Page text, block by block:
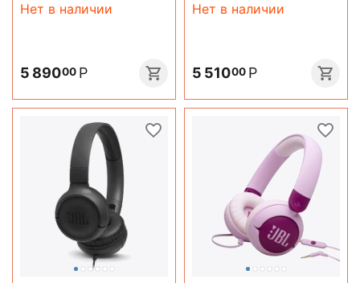
Нет в наличии
5 89000 Р
Нет в наличии
5 51000 Р